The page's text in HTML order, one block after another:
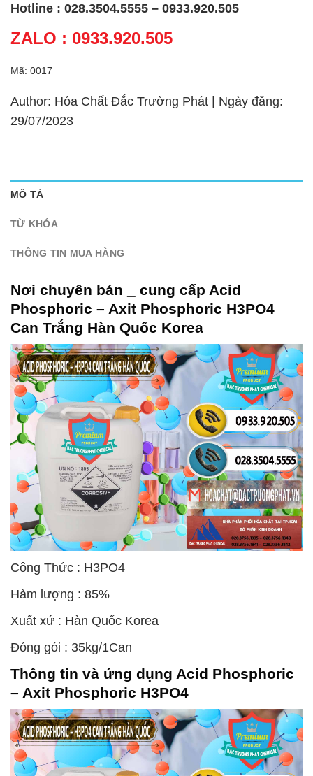
Hotline : 028.3504.5555 – 0933.920.505
ZALO : 0933.920.505
Mã: 0017
Author: Hóa Chất Đắc Trường Phát | Ngày đăng:
29/07/2023
MÔ TẢ
TỪ KHÓA
THÔNG TIN MUA HÀNG
Nơi chuyên bán _ cung cấp Acid
Phosphoric – Axit Phosphoric H3PO4
Can Trắng Hàn Quốc Korea
Công Thức : H3PO4
Hàm lượng : 85%
Xuất xứ : Hàn Quốc Korea
Đóng gói : 35kg/1Can
Thông tin và ứng dụng Acid Phosphoric
– Axit Phosphoric H3PO4